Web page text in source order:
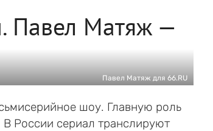
Павел Матяж —
Павел Матяж для 66.RU
шоу. Главную роль
России сериал транслируют